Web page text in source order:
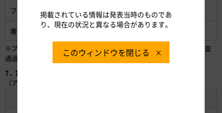
プレゼンテーション審査会 2024年6月11日
審査結果通知
2024年6月下旬
※プレゼンテーション審査会の開催日程が変更となる場合は、事前審査
通過者へご案内させていただきます。
7．賞・副賞
（ア）ソリューション部門
掲載されている情報は発表当時のものであ
り、現在の状況と異なる場合があります。
このウィンドウを閉じる